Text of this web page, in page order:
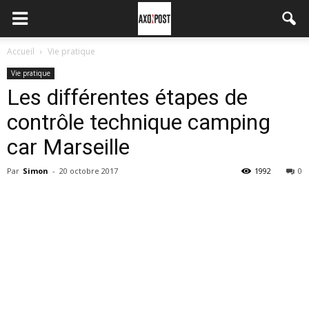
Accueil Vie pratique
Vie pratique
Les différentes étapes de
contrôle technique camping
car Marseille
Par Simon - 20 octobre 2017 0
1992